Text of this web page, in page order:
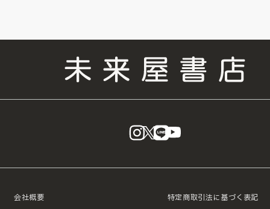
instagram
X LINE
会社概要 特定商取引法に基づく表記